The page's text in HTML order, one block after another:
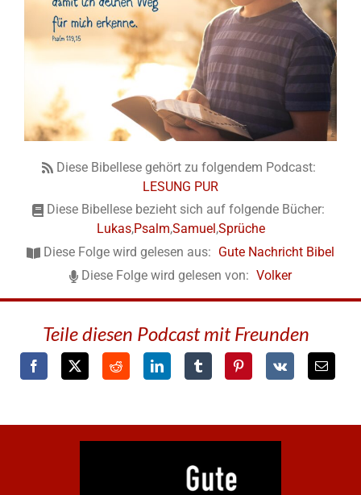
Diese Bibellese gehört zu folgendem Podcast:
LESUNG PUR
Diese Bibellese bezieht sich auf folgende Bücher:
Lukas,Psalm,Samuel ,Sprüche
Diese Folge wird gelesen aus: Gute Nachricht Bibel
Diese Folge wird gelesen von: Volker
Teile diesen Podcast mit Freunden